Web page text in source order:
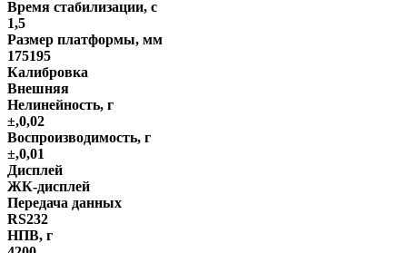
Время стабилизации, с
1,5
Размер платформы, мм
175195
Калибровка
Внешняя
Нелинейность, г
±,0,02
Воспроизводимость, г
±,0,01
Дисплей
ЖК-дисплей
Передача данных
RS232
НПВ, г